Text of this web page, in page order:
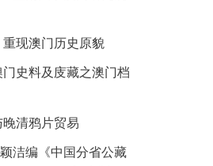
现澳门历史原貌
史料及庋藏之澳门档
清鸦片贸易
洁编《中国分省公藏